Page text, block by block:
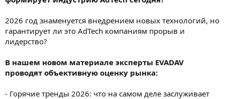
2026 год знаменуется внедрением новых технологий, но
гарантирует ли это AdTech компаниям прорыв и
лидерство?
В нашем новом материале эксперты EVADAV
проводят объективную оценку рынка:
- Горячие тренды 2026: что на самом деле заслуживает